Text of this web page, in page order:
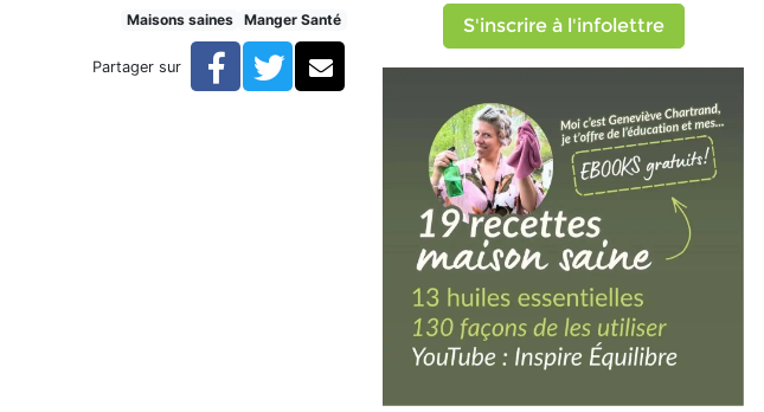
Maisons saines Manger Santé
Partager sur Facebook
TwitterCourriel
S'inscrire à l'infolettre